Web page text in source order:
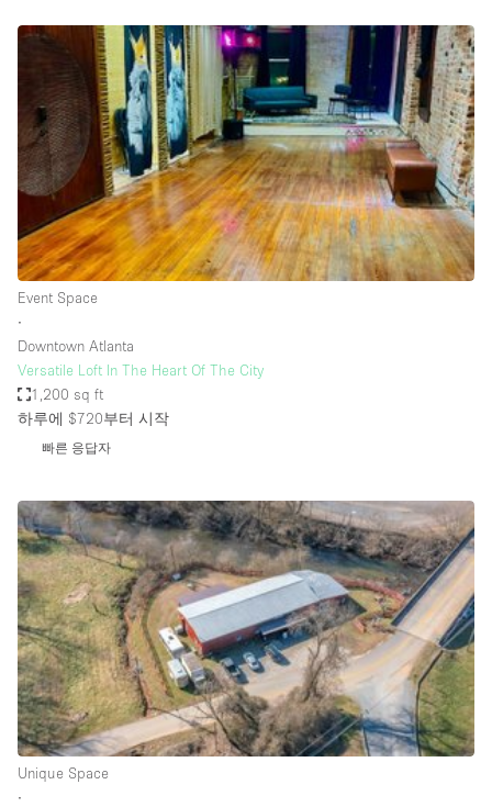
Air Conditioning
Animals Friendly
Bar
Bathroom
Car Display
Concierge
Counters
Electricity
Elevator
Fitting Rooms
Garden
Garment Rack
Ground Floor
Handicap Accessible
Haussmann Style
Heating
Industrial
Internet
Event Space
∙
Downtown Atlanta
Versatile Loft In The Heart Of The City
1,200 sq ft
하루에 $720부터 시작
빠른 응답자
Unique Space
∙